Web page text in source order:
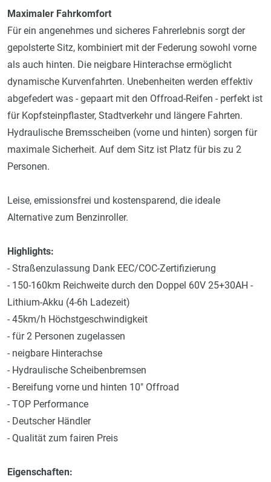
Maximaler Fahrkomfort
Für ein angenehmes und sicheres Fahrerlebnis sorgt der
gepolsterte Sitz, kombiniert mit der Federung sowohl vorne
als auch hinten. Die neigbare Hinterachse ermöglicht
dynamische Kurvenfahrten. Unebenheiten werden effektiv
abgefedert was - gepaart mit den Offroad-Reifen - perfekt ist
für Kopfsteinpflaster, Stadtverkehr und längere Fahrten.
Hydraulische Bremsscheiben (vorne und hinten) sorgen für
maximale Sicherheit. Auf dem Sitz ist Platz für bis zu 2
Personen.
Leise, emissionsfrei und kostensparend, die ideale
Alternative zum Benzinroller.
Highlights:
- Straßenzulassung Dank EEC/COC-Zertifizierung
- 150-160km Reichweite durch den Doppel 60V 25+30AH -
Lithium-Akku (4-6h Ladezeit)
- 45km/h Höchstgeschwindigkeit
- für 2 Personen zugelassen
- neigbare Hinterachse
- Hydraulische Scheibenbremsen
- Bereifung vorne und hinten 10" Offroad
- TOP Performance
- Deutscher Händler
- Qualität zum fairen Preis
Eigenschaften: